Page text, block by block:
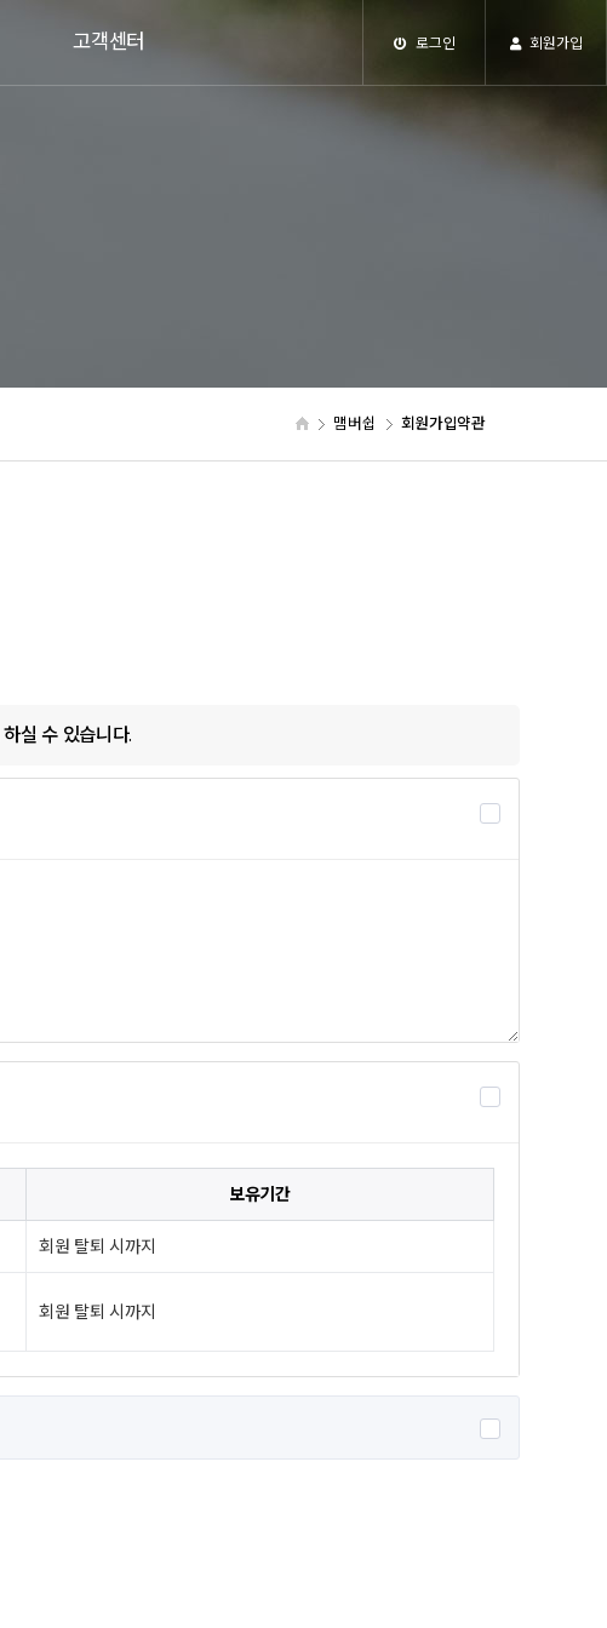
고객센터 로그인 회원가입
맴버쉽 회원가입약관
실 수 있습니다.
보유기간
회원 탈퇴 시까지
회원 탈퇴 시까지